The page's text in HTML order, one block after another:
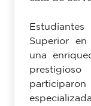
Superior
una